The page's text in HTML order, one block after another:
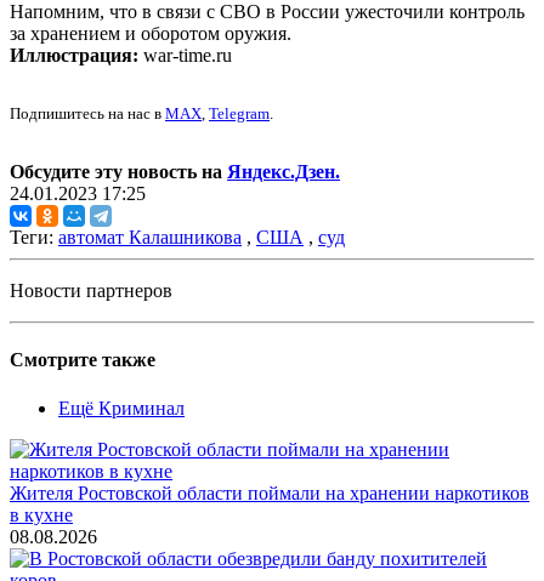
Напомним, что в связи с СВО в России ужесточили контроль
за хранением и оборотом оружия.
Иллюстрация: war-time.ru
Подпишитесь на нас в MAX, Telegram.
Обсудите эту новость на Яндекс.Дзен.
24.01.2023 17:25
Теги: автомат Калашникова , США , суд
Новости партнеров
Смотрите также
Ещё Криминал
Жителя Ростовской области поймали на хранении наркотиков
в кухне
08.08.2026